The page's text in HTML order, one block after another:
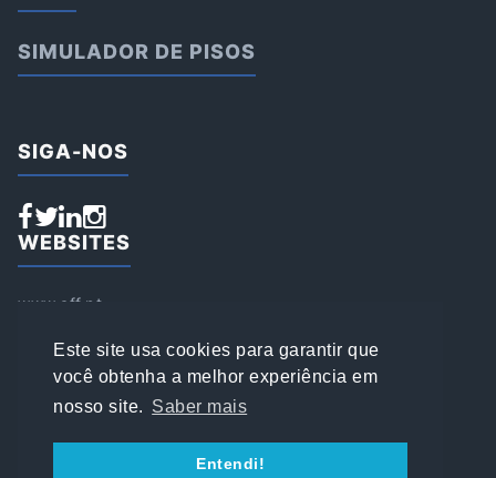
Este site usa cookies para garantir que
você obtenha a melhor experiência em
nosso site. Saber mais
Entendi!
SIMULADOR DE PISOS
SIGA-NOS
WEBSITES
www.aff.pt
www.loja.affsports.pt
PESQUISAR